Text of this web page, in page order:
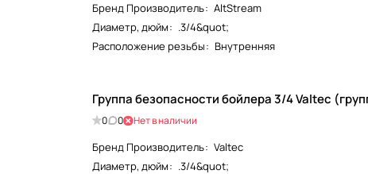
Бренд Производитель: AltStream
Диаметр, дюйм: .3/4&quot;
Расположение резьбы: Внутренняя
Группа
0 0 Нет в наличии
Бренд Производитель: Valtec
Диаметр, дюйм: .3/4&quot;